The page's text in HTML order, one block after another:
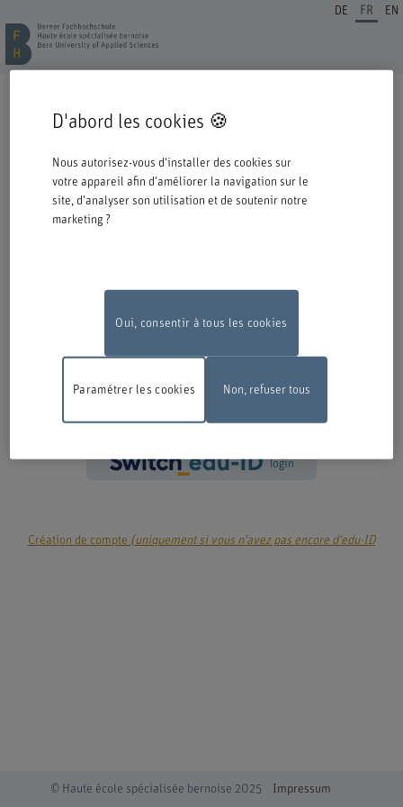
DE FR EN
Cordiale bienvenue à la BFH. Vous avez opté pour une formation ou un
Veuillez prendre connaissance des informations ci-dessous concernant le
processus d'inscription.
Authentification avec Switch edu-ID
Travaux de maintenance En raison de travaux de maintenance, le
2026, entre 18 h et 22 h.Nous vous remercions de votre compréhension
login
Création de compte (uniquement si vous n'avez pas encore d'edu-ID
© Haute école spécialisée bernoise 2025 Impressum
D'abord les cookies 🍪
Nous autorisez-vous d'installer des cookies sur
votre appareil afin d'améliorer la navigation sur le
site, d'analyser son utilisation et de soutenir notre
marketing ?
Oui, consentir à tous les cookies
Paramétrer les cookies Non, refuser tous